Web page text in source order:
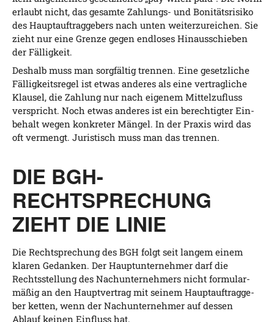
erlaubt nicht, das gesam­te Zah­lungs- und Boni­täts­ri­si­ko
des Haupt­auf­trag­ge­bers nach unten wei­ter­zu­rei­chen. Sie
zieht nur eine Gren­ze gegen end­lo­ses Hin­aus­schie­ben
der Fälligkeit.
Des­halb muss man sorg­fäl­tig tren­nen. Eine gesetz­li­che
Fäl­lig­keits­re­gel ist etwas ande­res als eine ver­trag­li­che
Klau­sel, die Zah­lung nur nach eige­nem Mit­tel­zu­fluss
ver­spricht. Noch etwas ande­res ist ein berech­tig­ter Ein­
be­halt wegen kon­kre­ter Män­gel. In der Pra­xis wird das
oft ver­mengt. Juris­tisch muss man das trennen.
DIE BGH-
RECHTSPRECHUNG
ZIEHT DIE LINIE
Die Recht­spre­chung des BGH folgt seit lan­gem einem
kla­ren Gedan­ken. Der Haupt­un­ter­neh­mer darf die
Rechts­stel­lung des Nach­un­ter­neh­mers nicht for­mu­lar­
mä­ßig an den Haupt­ver­trag mit sei­nem Haupt­auf­trag­ge­
ber ket­ten, wenn der Nach­un­ter­neh­mer auf des­sen
Ablauf kei­nen Ein­fluss hat.